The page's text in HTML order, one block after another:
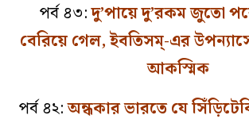
পর্ব ৪৩:দু’পায়ে দু’রকম জুতো
বেরিয়ে গেল, ইবতিসম্‌-এর
আকস্মিক
পর্ব ৪২:অন্ধকার ভারতে যে